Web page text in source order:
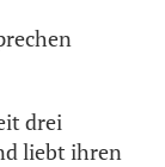
drei
liebt ihren